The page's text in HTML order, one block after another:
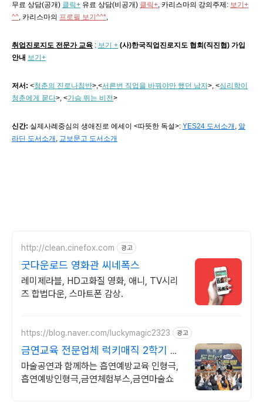
무료 상담(공개) 클릭+ 유료 상담(비공개) 클릭+, 카리스마의 강의주제 : 보기+
^^, 카리스마의 프로필 보기^^*,
취업진로지도 전문가 교육 : 보기 + (사)한국직업진로지도 협회(직진협) 가입
안내 보기+
저서: <청춘의 진로나침반>,<서른번 직업을 바꿔야만 했던 남자>, <심리학이
청춘에게 묻다>, <가슴 뛰는 비전>
신간: 실제사례중심의 생애진로 에세이 <따뜻한 독설>: YES24 도서소개 , 알
라딘 도서소개 , 교보문고 도서소개
http://clean.cinefox.com 광고
굿다운로드 영화관 씨네폭스
레미제라블, HD고화질 영화, 애니, TV시리
즈 합법다운, 스마트폰 감상.
https://blog.naver.com/luckymagic2323 광고
금연교육 전문업체 럭키매직 2학기 예
약 가능합니다:)
마술공연과 함께하는 흡연예방교육 인형극,
흡연예방인형극,금연체험부스,금연마술쇼